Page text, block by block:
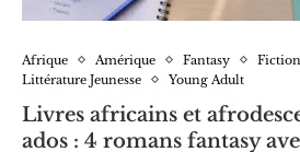
Afrique Amérique Fantasy
Fiction
Littérature Jeunesse
Young Adult
Livres africains et
ados : 4 romans fantasy